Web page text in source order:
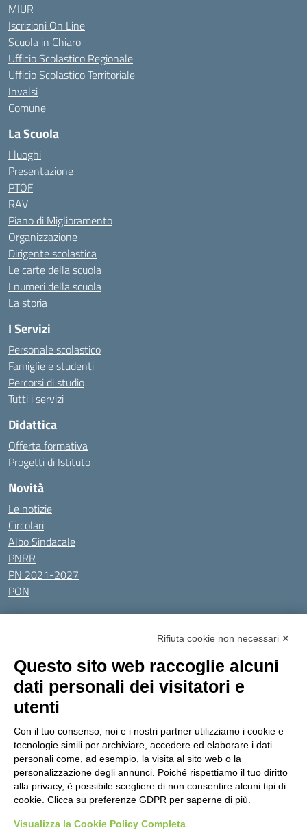
MIUR
Iscrizioni On Line
Scuola in Chiaro
Ufficio Scolastico Regionale
Ufficio Scolastico Territoriale
Invalsi
Comune
La Scuola
I luoghi
Presentazione
PTOF
RAV
Piano di Miglioramento
Organizzazione
Dirigente scolastica
Le carte della scuola
I numeri della scuola
La storia
I Servizi
Personale scolastico
Famiglie e studenti
Percorsi di studio
Tutti i servizi
Didattica
Offerta formativa
Progetti di Istituto
Novità
Le notizie
Circolari
Albo Sindacale
PNRR
PN 2021-2027
PON
Tutti gli argomenti
Amministrazione Trasparente
Privacy Policy
Dichiarazione di accessibilitàObiettivi di accessibilità
Seguici su:
Indirizzo:Via Gaetano Donizetti 30, Collegno
Centralino:0114053925 Email: toic8cg002@istruzione.it
Posta elettronica certificata (PEC):toic8cg002@pec.istruzione.it
Codice fiscale: 95641450010
Codice Indice delle Pubbliche Amministrazioni (IPA): D0ZZDV0V
Rifiuta cookie non necessari ✕
Questo sito web raccoglie alcuni
dati personali dei visitatori e
utenti
Con il tuo consenso, noi e i nostri partner utilizziamo i cookie e
tecnologie simili per archiviare, accedere ed elaborare i dati
personali come, ad esempio, la visita al sito web o la
personalizzazione degli annunci. Poiché rispettiamo il tuo diritto
alla privacy, è possibile scegliere di non consentire alcuni tipi di
cookie. Clicca su preferenze GDPR per saperne di più.
Visualizza la Cookie Policy Completa